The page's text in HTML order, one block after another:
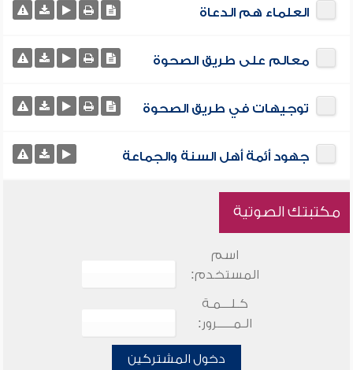
العلماء هم الدعاة
معالم على طريق الصحوة
توجيهات في طريق الصحوة
جهود أئمة أهل السنة والجماعة
مكتبتك الصوتية
اسم
المستخدم:
كـلـــمـة
الـمـــــرور:
دخول المشتركين